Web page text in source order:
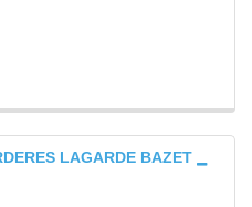
LAGARDE BAZET